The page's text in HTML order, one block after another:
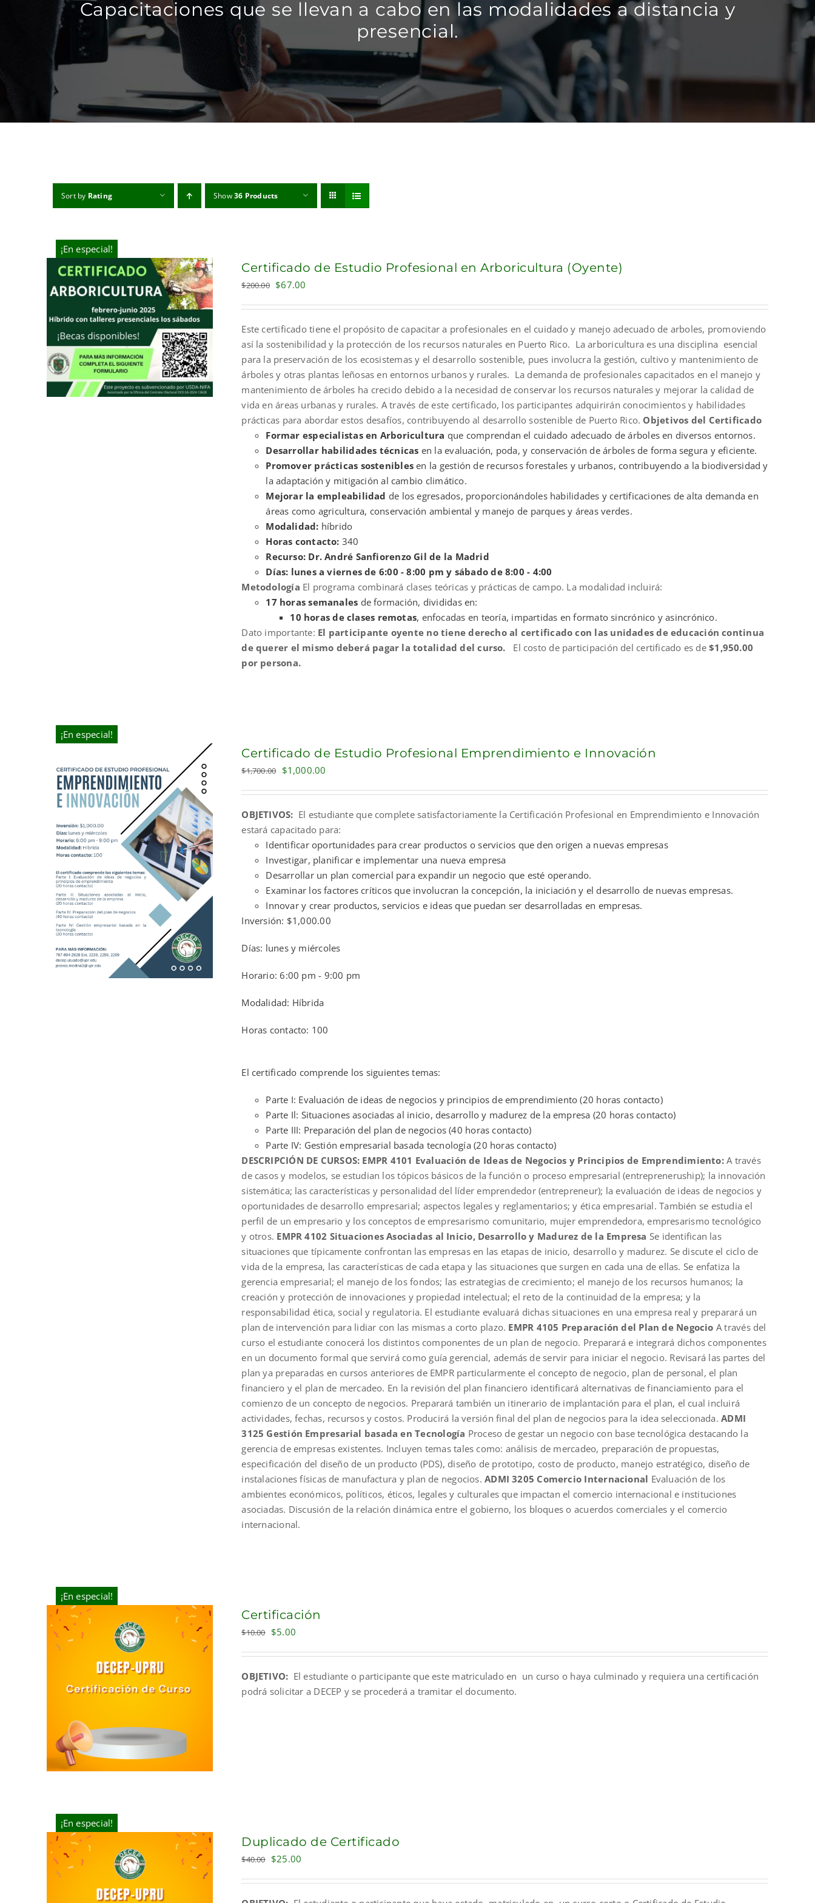
Capacitaciones que se llevan a cabo en las modalidades a distancia y
presencial.
Sort by Rating Show36 Products
¡En especial!
Certificado de Estudio Profesional en Arboricultura (Oyente)
$200.00 Original
$200.00.
$67.00
$67.00.
Este certificado tiene el propósito de capacitar a profesionales en el cuidado y manejo adecuado de arboles, promoviendo
así la sostenibilidad y la protección de los recursos naturales en Puerto Rico. La arboricultura es una disciplina esencial
para la preservación de los ecosistemas y el desarrollo sostenible, pues involucra la gestión, cultivo y mantenimiento de
árboles y otras plantas leñosas en entornos urbanos y rurales. La demanda de profesionales capacitados en el manejo y
mantenimiento de árboles ha crecido debido a la necesidad de conservar los recursos naturales y mejorar la calidad de
vida en áreas urbanas y rurales. A través de este certificado, los participantes adquirirán conocimientos y habilidades
prácticas para abordar estos desafíos, contribuyendo al desarrollo sostenible de Puerto Rico. Objetivos del Certificado
Formar especialistas en Arboricultura que comprendan el cuidado adecuado de árboles en diversos entornos.
Desarrollar habilidades técnicas en la evaluación, poda, y conservación de árboles de forma segura y eficiente.
Promover prácticas sosteniblesen la gestión de recursos forestales y urbanos, contribuyendo a la biodiversidad y
la adaptación y mitigación al cambio climático.
Mejorar la empleabilidad de los egresados, proporcionándoles habilidades y certificaciones de alta demanda en
áreas como agricultura, conservación ambiental y manejo de parques y áreas verdes.
Modalidad: híbrido
Horas contacto: 340
Recurso: Dr. André Sanfiorenzo Gil de la Madrid
Días: lunes a viernes de 6:00 - 8:00 pm y sábado de 8:00 - 4:00
Metodología El programa combinará clases teóricas y prácticas de campo. La modalidad incluirá:
17 horas semanales de formación, divididas en:
10 horas de clases remotas, enfocadas en teoría, impartidas en formato sincrónico y asincrónico.
Dato importante: El participante oyente no tiene derecho al certificado con las unidades de educación continua
de querer el mismo deberá pagar la totalidad del curso.
El costo de participación del certificado es de$1,950.00
por persona.
¡En especial!
Certificado de Estudio Profesional Emprendimiento e Innovación
$1,700.00 Original
$1,700.00.
$1,000.00
$1,000.00.
OBJETIVOS: El estudiante que complete satisfactoriamente la Certificación Profesional en Emprendimiento e Innovación
estará capacitado para:
Identificar oportunidades para crear productos o servicios que den origen a nuevas empresas
Investigar, planificar e implementar una nueva empresa
Desarrollar un plan comercial para expandir un negocio que esté operando.
Examinar los factores críticos que involucran la concepción, la iniciación y el desarrollo de nuevas empresas.
Innovar y crear productos, servicios e ideas que puedan ser desarrolladas en empresas.
Inversión: $1,000.00
Días: lunes y miércoles
Horario: 6:00 pm - 9:00 pm
Modalidad: Híbrida
Horas contacto: 100
El certificado comprende los siguientes temas:
Parte I: Evaluación de ideas de negocios y principios de emprendimiento (20 horas contacto)
Parte Il: Situaciones asociadas al inicio, desarrollo y madurez de la empresa (20 horas contacto)
Parte III: Preparación del plan de negocios (40 horas contacto)
Parte IV: Gestión empresarial basada tecnología (20 horas contacto)
DESCRIPCIÓN DE CURSOS: EMPR 4101 Evaluación de Ideas de Negocios y Principios de Emprendimiento:A través
de casos y modelos, se estudian los tópicos básicos de la función o proceso empresarial (entrepreneruship); la innovación
sistemática; las características y personalidad del líder emprendedor (entrepreneur); la evaluación de ideas de negocios y
oportunidades de desarrollo empresarial; aspectos legales y reglamentarios; y ética empresarial. También se estudia el
perfil de un empresario y los conceptos de empresarismo comunitario, mujer emprendedora, empresarismo tecnológico
y otros. EMPR 4102 Situaciones Asociadas al Inicio, Desarrollo y Madurez de la Empresa Se identifican las
situaciones que típicamente confrontan las empresas en las etapas de inicio, desarrollo y madurez. Se discute el ciclo de
vida de la empresa, las características de cada etapa y las situaciones que surgen en cada una de ellas. Se enfatiza la
gerencia empresarial; el manejo de los fondos; las estrategias de crecimiento; el manejo de los recursos humanos; la
creación y protección de innovaciones y propiedad intelectual; el reto de la continuidad de la empresa; y la
responsabilidad ética, social y regulatoria. El estudiante evaluará dichas situaciones en una empresa real y preparará un
plan de intervención para lidiar con las mismas a corto plazo. EMPR 4105 Preparación del Plan de Negocio A través del
curso el estudiante conocerá los distintos componentes de un plan de negocio. Preparará e integrará dichos componentes
en un documento formal que servirá como guía gerencial, además de servir para iniciar el negocio. Revisará las partes del
plan ya preparadas en cursos anteriores de EMPR particularmente el concepto de negocio, plan de personal, el plan
financiero y el plan de mercadeo. En la revisión del plan financiero identificará alternativas de financiamiento para el
comienzo de un concepto de negocios. Preparará también un itinerario de implantación para el plan, el cual incluirá
actividades, fechas, recursos y costos. Producirá la versión final del plan de negocios para la idea seleccionada.ADMI
3125 Gestión Empresarial basada en Tecnología Proceso de gestar un negocio con base tecnológica destacando la
gerencia de empresas existentes. Incluyen temas tales como: análisis de mercadeo, preparación de propuestas,
especificación del diseño de un producto (PDS), diseño de prototipo, costo de producto, manejo estratégico, diseño de
instalaciones físicas de manufactura y plan de negocios.ADMI 3205 Comercio Internacional Evaluación de los
ambientes económicos, políticos, éticos, legales y culturales que impactan el comercio internacional e instituciones
asociadas. Discusión de la relación dinámica entre el gobierno, los bloques o acuerdos comerciales y el comercio
internacional.
¡En especial!
Certificación
$10.00 Original
$10.00.
$5.00
$5.00.
OBJETIVO: El estudiante o participante que este matriculado en un curso o haya culminado y requiera una certificación
podrá solicitar a DECEP y se procederá a tramitar el documento.
¡En especial!
Duplicado de Certificado
$40.00 Original
$25.00